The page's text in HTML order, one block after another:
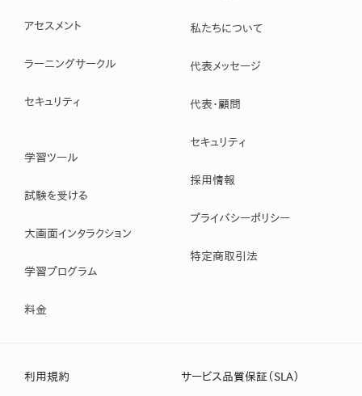
アセスメント
ラーニングサークル
セキュリティ
学習ツール
試験を受ける
大画面インタラクション
学習プログラム
料金
私たちについて
代表メッセージ
代表・顧問
セキュリティ
採用情報
プライバシーポリシー
特定商取引法
利用規約 サービス品質保証（SLA）